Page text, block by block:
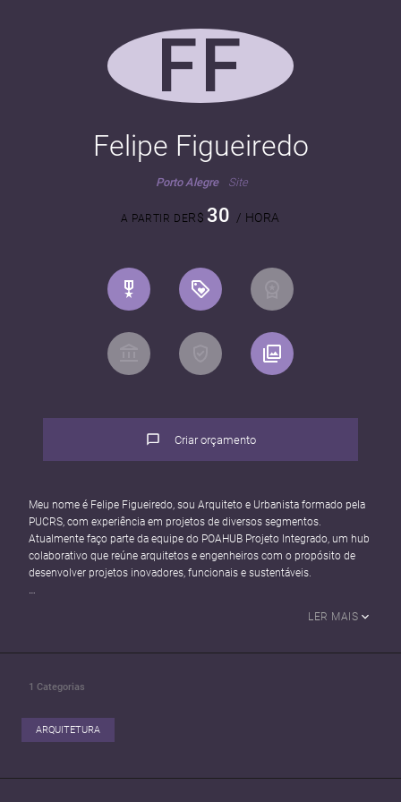
FF
Felipe Figueiredo
Porto Alegre Site
A PARTIR DER$ 30 / HORA
Criar orçamento
Meu nome é Felipe Figueiredo, sou Arquiteto e Urbanista formado pela
PUCRS, com experiência em projetos de diversos segmentos.
Atualmente faço parte da equipe do POAHUB Projeto Integrado, um hub
colaborativo que reúne arquitetos e engenheiros com o propósito de
desenvolver projetos inovadores, funcionais e sustentáveis.
empreendimentos de grande porte, sempre buscando soluções
meio ambiente.
Atuação:
Projeto Estrutural
LER MAIS
1 Categorias
ARQUITETURA